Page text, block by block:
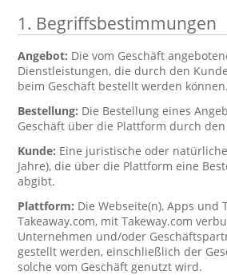
1. Begriffsbestimmungen
Angebot: Die vom Geschäft
Dienstleistungen, die durch den
beim Geschäft bestellt werden können.
Bestellung: Die Bestellung eines
Geschäft über die Plattform durch
Kunde: Eine juristische oder
Jahre), die über die Plattform eine
abgibt.
Plattform: Die Webseite(n), Apps und
Takeaway.com, mit Takeway.com
Unternehmen und/oder
gestellt werden, einschließlich der
solche vom Geschäft genutzt wird.